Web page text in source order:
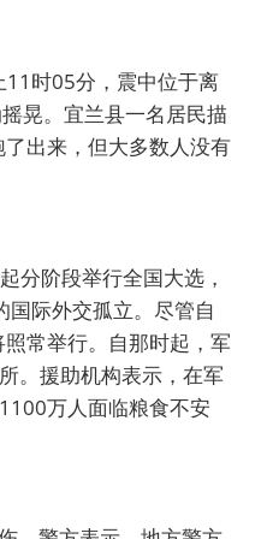
11时05分，震中位于离
晃。宜兰县一名居民描
出来，但大多数人没有
分阶段举行全国大选，
际外交孤立。尽管自
常举行。自那时起，军
。援助机构表示，在军
万人面临粮食不安